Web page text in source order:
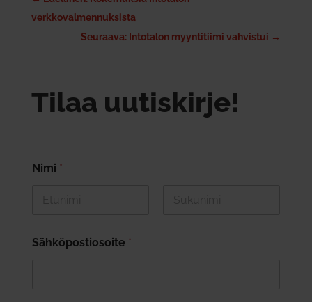
verkkovalmennuksista
Seuraava: Intotalon myyntitiimi vahvistui →
Tilaa uutiskirje!
Nimi *
Sähköpostiosoite *